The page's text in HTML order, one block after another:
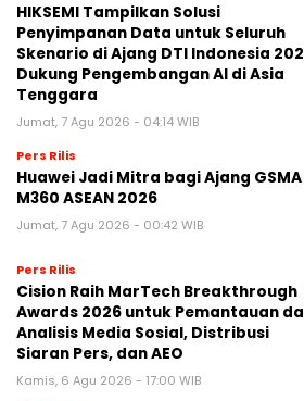
HIKSEMI Tampilkan Solusi
Penyimpanan Data untuk Seluruh
Skenario di Ajang DTI Indonesia
Dukung Pengembangan AI di Asia
Tenggara
Jumat, 7 Agu 2026 - 04:14 WIB
Pers Rilis
Huawei Jadi Mitra bagi Ajang GSMA
M360 ASEAN 2026
Jumat, 7 Agu 2026 - 00:42 WIB
Pers Rilis
Cision Raih MarTech Breakthrough
Awards 2026 untuk Pemantauan
Analisis Media Sosial, Distribusi
Siaran Pers, dan AEO
Kamis, 6 Agu 2026 - 17:00 WIB